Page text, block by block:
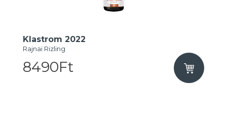
Klastrom 2022
Rajnai Rizling
8490Ft